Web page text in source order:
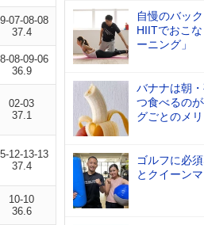
07-08-08
37.4
08-09-06
36.9
02-03
37.1
12-13-13
37.4
10-10
36.6
自慢のバッ
HIITでおこ
ーニング」
バナナは朝
つ食べるの
グごとのメリ
ゴルフに必
とクイーン